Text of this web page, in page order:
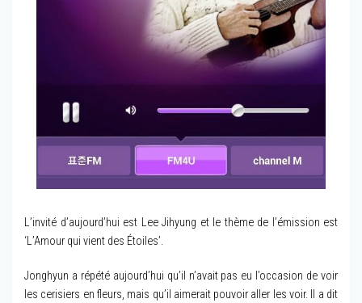
L’invité d’aujourd’hui est Lee Jihyung et le thème de l’émission est
‘L’Amour qui vient des Étoiles’.
Jonghyun a répété aujourd’hui qu’il n’avait pas eu l’occasion de voir
les cerisiers en fleurs, mais qu’il aimerait pouvoir aller les voir. Il a dit